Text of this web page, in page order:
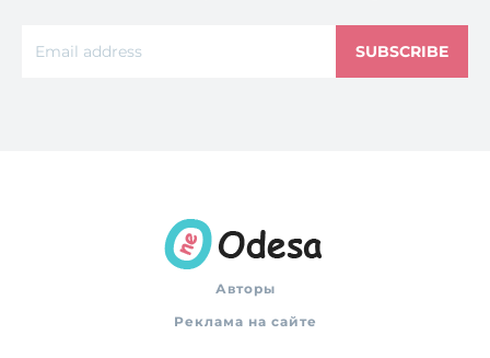
SUBSCRIBE
Авторы
Реклама на сайте